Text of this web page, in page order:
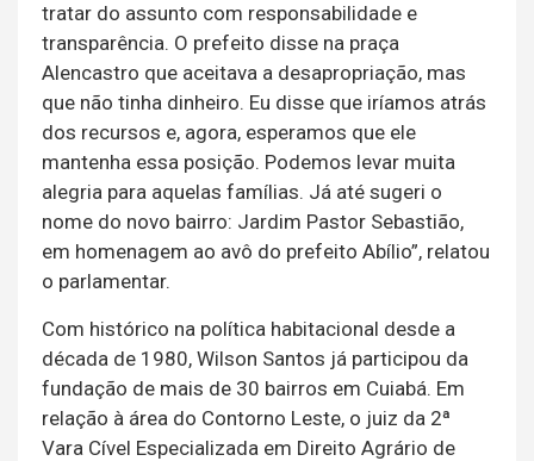
tratar do assunto com responsabilidade e
transparência. O prefeito disse na praça
Alencastro que aceitava a desapropriação, mas
que não tinha dinheiro. Eu disse que iríamos atrás
dos recursos e, agora, esperamos que ele
mantenha essa posição. Podemos levar muita
alegria para aquelas famílias. Já até sugeri o
nome do novo bairro: Jardim Pastor Sebastião,
em homenagem ao avô do prefeito Abílio”, relatou
o parlamentar.
Com histórico na política habitacional desde a
década de 1980, Wilson Santos já participou da
fundação de mais de 30 bairros em Cuiabá. Em
relação à área do Contorno Leste, o juiz da 2ª
Vara Cível Especializada em Direito Agrário de